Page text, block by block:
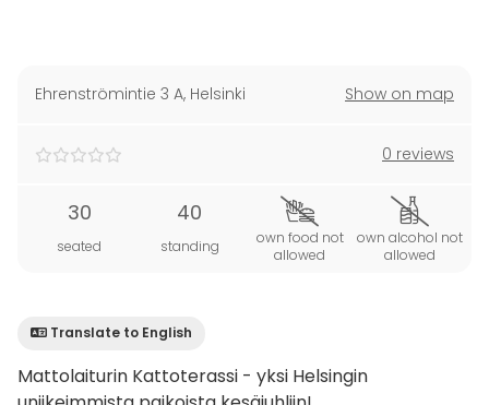
Ehrenströmintie 3 A, Helsinki Show on map
0 reviews
30
seated
40
standing
own food not
allowed
own alcohol not
allowed
Translate to English
Mattolaiturin Kattoterassi - yksi Helsingin